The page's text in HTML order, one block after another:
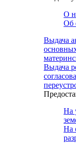
О
Об
Выдача
Выдача
На
На